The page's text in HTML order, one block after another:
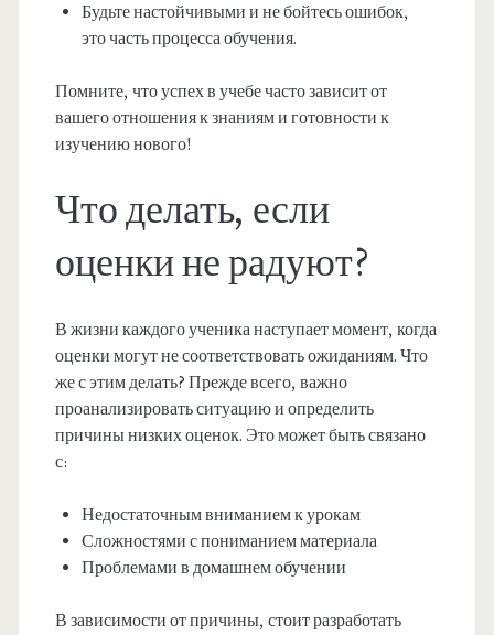
Будьте настойчивыми и не бойтесь ошибок,
это часть процесса обучения.
Помните, что успех в учебе часто зависит от
вашего отношения к знаниям и готовности к
изучению нового!
Что делать, если
оценки не радуют?
В жизни каждого ученика наступает момент, когда
оценки могут не соответствовать ожиданиям. Что
же с этим делать? Прежде всего, важно
проанализировать ситуацию и определить
причины низких оценок. Это может быть связано
с:
Недостаточным вниманием к урокам
Сложностями с пониманием материала
Проблемами в домашнем обучении
В зависимости от причины, стоит разработать